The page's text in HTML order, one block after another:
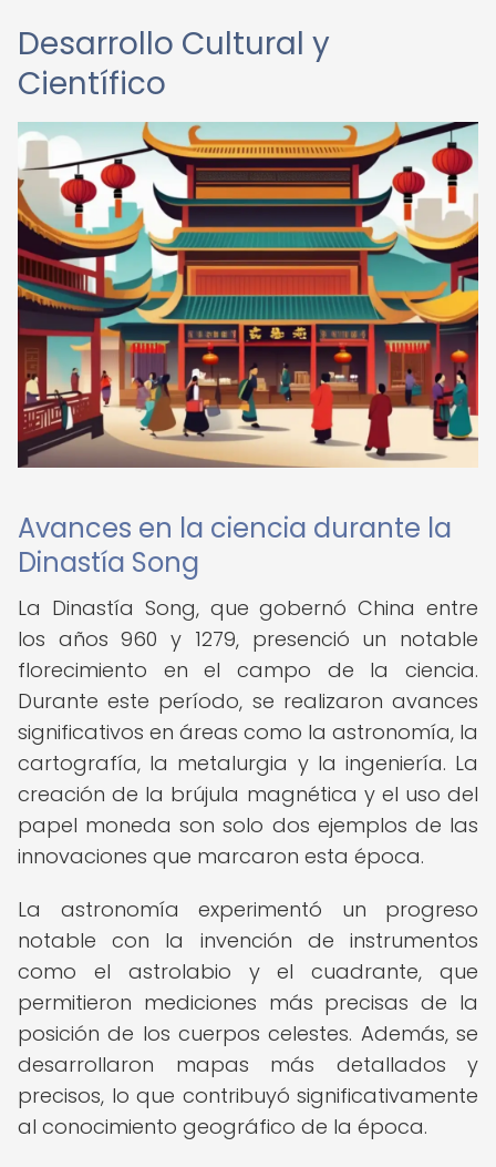
Desarrollo Cultural y
Científico
Avances en la ciencia durante la
Dinastía Song
La Dinastía Song, que gobernó China entre
los años 960 y 1279, presenció un notable
florecimiento en el campo de la ciencia.
Durante este período, se realizaron avances
significativos en áreas como la astronomía, la
cartografía, la metalurgia y la ingeniería. La
creación de la brújula magnética y el uso del
papel moneda son solo dos ejemplos de las
innovaciones que marcaron esta época.
La astronomía experimentó un progreso
notable con la invención de instrumentos
como el astrolabio y el cuadrante, que
permitieron mediciones más precisas de la
posición de los cuerpos celestes. Además, se
desarrollaron mapas más detallados y
precisos, lo que contribuyó significativamente
al conocimiento geográfico de la época.